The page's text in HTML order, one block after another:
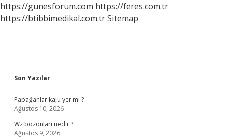
https://gunesforum.com https://feres.com.tr
https://btibbimedikal.com.trSitemap
Sidebar
Son Yazılar
Papağanlar kaju yer mi ?
Ağustos 10, 2026
Wz bozonları nedir ?
Ağustos 9, 2026